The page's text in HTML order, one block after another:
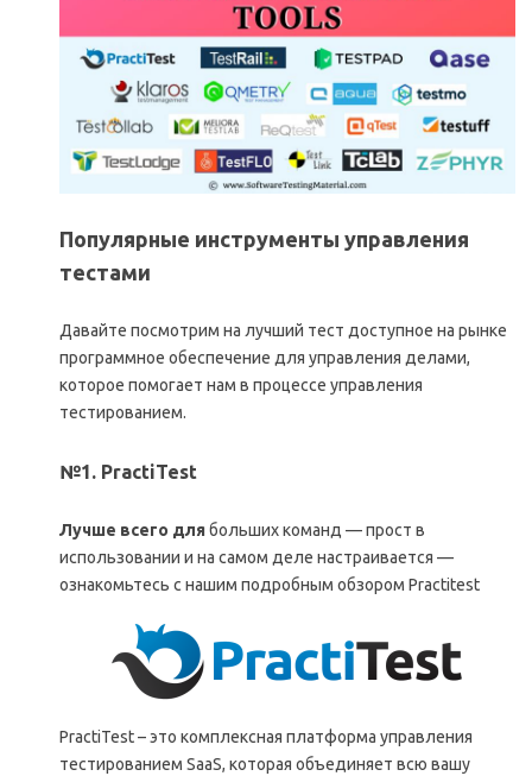
Популярные инструменты управления
тестами
Давайте посмотрим на лучший тест доступное на рынке
программное обеспечение для управления делами,
которое помогает нам в процессе управления
тестированием.
№1. PractiTest
Лучше всего длябольших команд — прост в
использовании и на самом деле настраивается —
ознакомьтесь с нашим подробным обзором Practitest
PractiTest – это комплексная платформа управления
тестированием SaaS, которая объединяет всю вашу